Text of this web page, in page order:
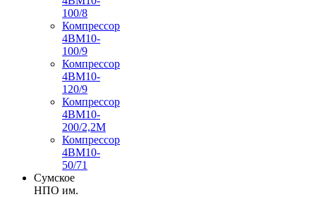
100/8
Компрессор
4ВМ10-
100/9
Компрессор
4ВМ10-
120/9
Компрессор
4ВМ10-
200/2,2М
Компрессор
4ВМ10-
50/71
Сумское
НПО им.